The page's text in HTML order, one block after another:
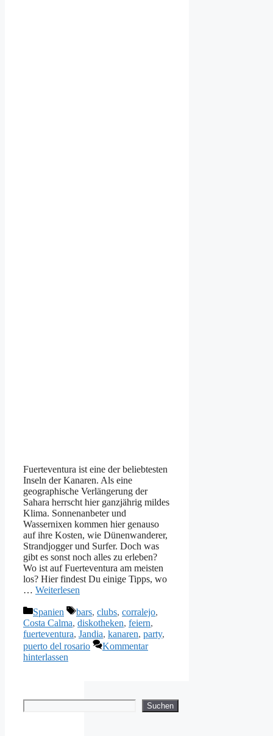
Fuerteventura ist eine der beliebtesten
Inseln der Kanaren. Als eine
geographische Verlängerung der
Sahara herrscht hier ganzjährig mildes
Klima. Sonnenanbeter und
Wassernixen kommen hier genauso
auf ihre Kosten, wie Dünenwanderer,
Strandjogger und Surfer. Doch was
gibt es sonst noch alles zu erleben?
Wo ist auf Fuerteventura am meisten
los? Hier findest Du einige Tipps, wo
… Weiterlesen
Kategorien
Spanien Schlagwörter
bars, clubs, corralejo,
Costa Calma, diskotheken, feiern,
fuerteventura, Jandia, kanaren, party,
puerto del rosario
Kommentar
hinterlassen
Suchen